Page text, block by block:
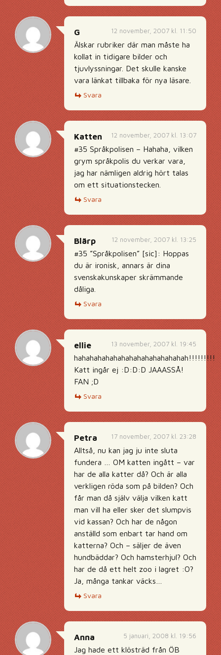
12 november, 2007 kl. 11:50
G
Älskar rubriker där man måste ha
kollat in tidigare bilder och
tjuvlyssningar. Det skulle kanske
vara länkat tillbaka för nya läsare.
Svara
12 november, 2007 kl. 13:07
Katten
#35 Språkpolisen – Hahaha, vilken
grym språkpolis du verkar vara,
jag har nämligen aldrig hört talas
om ett situationstecken.
Svara
12 november, 2007 kl. 13:25
Blärp
#35 ”Språkpolisen” [sic]: Hoppas
du är ironisk, annars är dina
svenskakunskaper skrämmande
dåliga.
Svara
13 november, 2007 kl. 19:45
ellie
Katt ingår ej :D:D:D JAAASSÅ!
FAN ;D
Svara
17 november, 2007 kl. 23:28
Petra
Alltså, nu kan jag ju inte sluta
fundera … OM katten ingått – var
har de alla katter då? Och är alla
verkligen röda som på bilden? Och
får man då själv välja vilken katt
man vill ha eller sker det slumpvis
vid kassan? Och har de någon
anställd som enbart tar hand om
katterna? Och – säljer de även
hundbäddar? Och hamsterhjul? Och
har de då ett helt zoo i lagret :O?
Ja, många tankar väcks…
Svara
5 januari, 2008 kl. 19:56
Anna
Jag hade ett klösträd från ÖB